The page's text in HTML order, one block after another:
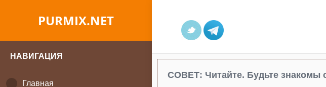
PURMIX.NET
НАВИГАЦИЯ
Главная
СОВЕТ: Читайте. Будьте знакомы